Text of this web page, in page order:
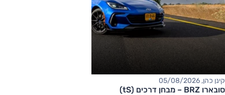
קינן כהן, 05/08/2026
סובארו BRZ – מבחן דרכים (tS)